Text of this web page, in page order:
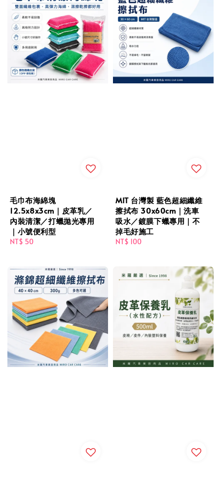
毛巾布海綿塊
12.5x8x3cm｜皮革乳／
內裝清潔／打蠟拋光專用
｜小號便利型
Regular
NT$ 50
MIT 台灣製 藍色超細纖維
擦拭布 30x60cm｜洗車
吸水／鍍膜下蠟專用｜不
掉毛好施工
Regular
NT$ 100